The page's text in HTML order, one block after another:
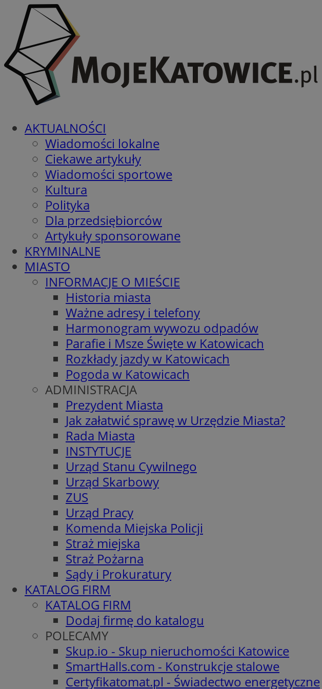
AKTUALNOŚCI
Wiadomości lokalne
Ciekawe artykuły
Wiadomości sportowe
Kultura
Polityka
Dla przedsiębiorców
Artykuły sponsorowane
KRYMINALNE
MIASTO
INFORMACJE O MIEŚCIE
Historia miasta
Ważne adresy i telefony
Harmonogram wywozu odpadów
Parafie i Msze Święte w Katowicach
Rozkłady jazdy w Katowicach
Pogoda w Katowicach
ADMINISTRACJA
Prezydent Miasta
Jak załatwić sprawę w Urzędzie Miasta?
Rada Miasta
INSTYTUCJE
Urząd Stanu Cywilnego
Urząd Skarbowy
ZUS
Urząd Pracy
Komenda Miejska Policji
Straż miejska
Straż Pożarna
Sądy i Prokuratury
KATALOG FIRM
KATALOG FIRM
Dodaj firmę do katalogu
POLECAMY
Skup.io - Skup nieruchomości Katowice
SmartHalls.com - Konstrukcje stalowe
Certyfikatomat.pl - Świadectwo energetyczne